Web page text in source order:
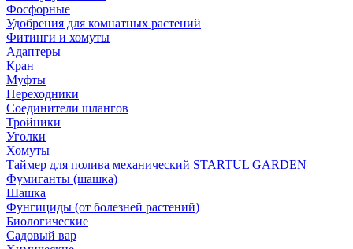
Фосфорные
Удобрения для комнатных растений
Фитинги и хомуты
Адаптеры
Кран
Муфты
Переходники
Соединители шлангов
Тройники
Уголки
Хомуты
Таймер для полива механический STARTUL GARDEN
Фумиганты (шашка)
Шашка
Фунгициды (от болезней растений)
Биологические
Садовый вар